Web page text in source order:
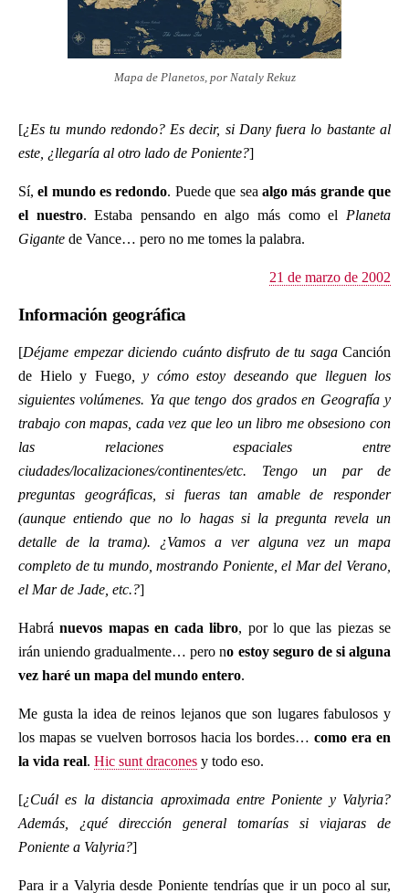
Mapa de Planetos, por Nataly Rekuz
[¿Es tu mundo redondo? Es decir, si Dany fuera lo bastante al
este, ¿llegaría al otro lado de Poniente?]
Sí, el mundo es redondo. Puede que sea algo más grande que
el nuestro. Estaba pensando en algo más como el Planeta
Gigante de Vance… pero no me tomes la palabra.
21 de marzo de 2002
Información geográfica
[Déjame empezar diciendo cuánto disfruto de tu saga Canción
de Hielo y Fuego, y cómo estoy deseando que lleguen los
siguientes volúmenes. Ya que tengo dos grados en Geografía y
trabajo con mapas, cada vez que leo un libro me obsesiono con
las relaciones espaciales entre
ciudades/localizaciones/continentes/etc. Tengo un par de
preguntas geográficas, si fueras tan amable de responder
(aunque entiendo que no lo hagas si la pregunta revela un
detalle de la trama). ¿Vamos a ver alguna vez un mapa
completo de tu mundo, mostrando Poniente, el Mar del Verano,
el Mar de Jade, etc.?]
Habránuevos mapas en cada libro, por lo que las piezas se
irán uniendo gradualmente… pero no estoy seguro de si alguna
vez haré un mapa del mundo entero.
Me gusta la idea de reinos lejanos que son lugares fabulosos y
los mapas se vuelven borrosos hacia los bordes… como era en
la vida real. Hic sunt dracones y todo eso.
[¿Cuál es la distancia aproximada entre Poniente y Valyria?
Además, ¿qué dirección general tomarías si viajaras de
Poniente a Valyria?]
Para ir a Valyria desde Poniente tendrías que ir un poco al sur,